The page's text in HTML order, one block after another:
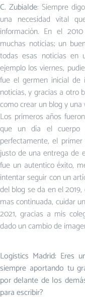
C. Zubialde: Siempre
una necesidad vital
información. En el
muchas noticias; un
todas esas noticias
ejemplo los viernes,
fue el germen inicial de
noticias, y gracias a otro
como crear un blog y una
Los primeros años
que un día el cuerpo
perfectamente, el
justo de una entrega de
fue un autentico éxito,
intentar seguir con un
del blog se da en el
mas continuada, cuidar
2021, gracias a mis
dado un cambio de
Logistics Madrid: Eres
siempre aportando tu
por delante de los
para escribir?